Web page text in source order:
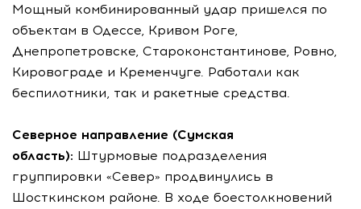
Мощный комбинированный удар пришелся по
объектам в Одессе, Кривом Роге,
Днепропетровске, Староконстантинове, Ровно,
Кировограде и Кременчуге. Работали как
беспилотники, так и ракетные средства.
Северное направление (Сумская
область): Штурмовые подразделения
группировки «Север» продвинулись в
Шосткинском районе. В ходе боестолкновений